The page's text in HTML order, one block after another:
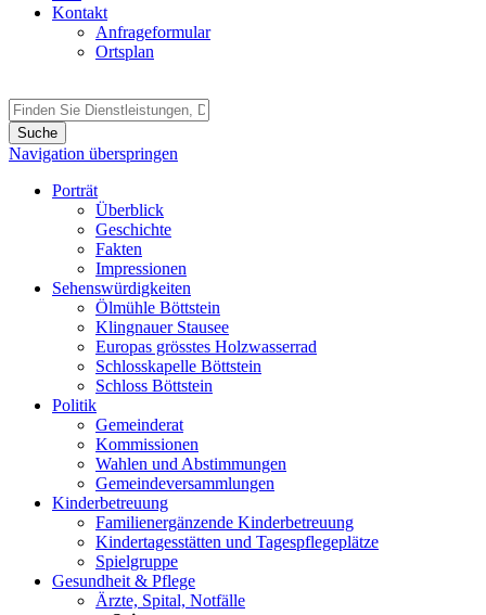
Kontakt
Anfrageformular
Ortsplan
Suche
Navigation überspringen
Porträt
Überblick
Geschichte
Fakten
Impressionen
Sehenswürdigkeiten
Ölmühle Böttstein
Klingnauer Stausee
Europas grösstes Holzwasserrad
Schlosskapelle Böttstein
Schloss Böttstein
Politik
Gemeinderat
Kommissionen
Wahlen und Abstimmungen
Gemeindeversammlungen
Kinderbetreuung
Familienergänzende Kinderbetreuung
Kindertagesstätten und Tagespflegeplätze
Spielgruppe
Gesundheit & Pflege
Ärzte, Spital, Notfälle